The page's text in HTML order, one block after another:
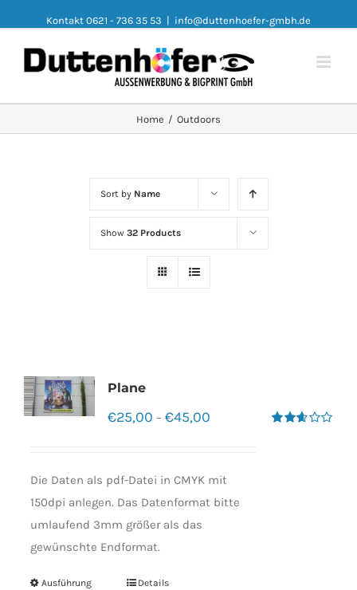
Kontakt 0621 - 736 35 53 | info@duttenhoefer-gmbh.de
Home / Outdoors
Sort by Name
Show 32 Products
Plane
€25,00 – €45,00
Die Daten als pdf-Datei in CMYK mit
150dpi anlegen. Das Datenformat bitte
umlaufend 3mm größer als das
gewünschte Endformat.
Ausführung
Details